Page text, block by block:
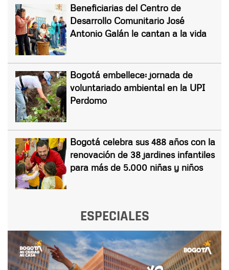
Beneficiarias del Centro de
Desarrollo Comunitario José
Antonio Galán le cantan a la vida
Bogotá embellece: jornada de
voluntariado ambiental en la UPI
Perdomo
Bogotá celebra sus 488 años con la
renovación de 38 jardines infantiles
para más de 5.000 niñas y niños
ESPECIALES